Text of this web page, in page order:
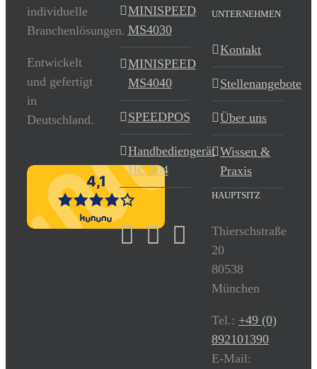
individuelle
Branchenlösungen.
Entwickelt
und gefertigt
in
Deutschland.
MINISPEED
MS4030
MINISPEED
MS4040
SPEEDPOS
Handbediengerät
HC 104
UNTERNEHMEN
Kontakt
Stellenangebote
Über uns
Wissen &
Praxis
HAUPTSITZ
Thierschstraße
20
80538
München
Tel.: +49 (0)
892101390
E-Mail: